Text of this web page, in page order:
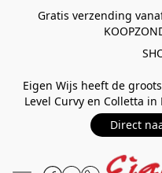
Gratis verzending
Eigen Wijs heeft de
Level Curvy en Colletta
Direct